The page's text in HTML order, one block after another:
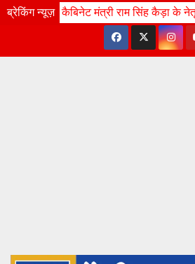
ब्रेकिंग न्यूज़
राम सिंह कैड़ा के नेतृत्व में युवा मोर्चा ने निकाली
Skip
Tue. Aug 11th, 2026